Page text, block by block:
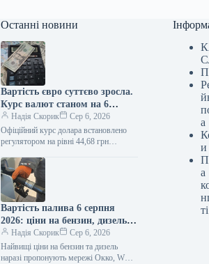
Останні новини
Вартість євро суттєво зросла.
Курс валют станом на 6
серпня 2026 року
Надія Скорик
Сер 6, 2026
Офіційний курс долара встановлено
регулятором на рівні 44,68 грн
представив офіційний курс валют на
ранок четверга,…
Вартість палива 6 серпня
2026: ціни на бензин, дизель
та газ на автозаправних
станціях
Надія Скорик
Сер 6, 2026
Найвищі ціни на бензин та дизель
наразі пропонують мережі Окко, WOG
а
и
а
ті